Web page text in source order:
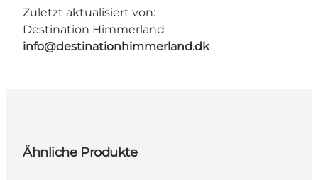
Zuletzt aktualisiert von:
Destination Himmerland
info@destinationhimmerland.dk
Ähnliche Produkte